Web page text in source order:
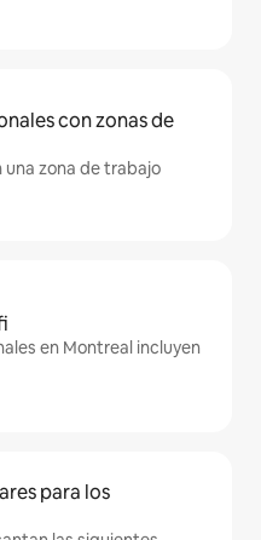
con zonas de
zona de trabajo
en Montreal incluyen
para los